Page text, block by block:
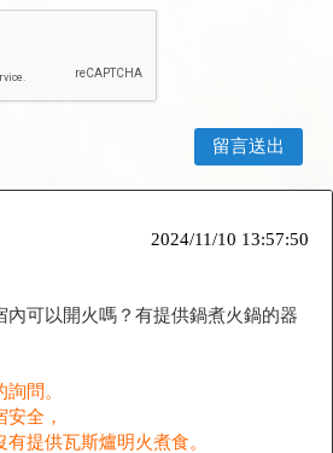
2024/11/10 13:57:50
內可以開火嗎？有提供鍋煮火鍋的器
問。
安全，
有提供瓦斯爐明火煮食。